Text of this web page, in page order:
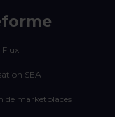
Flux
SEA
de marketplaces